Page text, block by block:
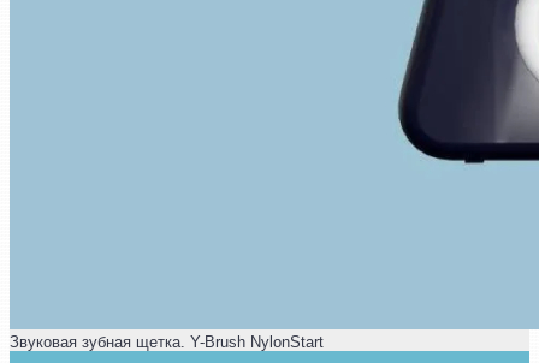
Звуковая зубная щетка. Y-Brush NylonStart